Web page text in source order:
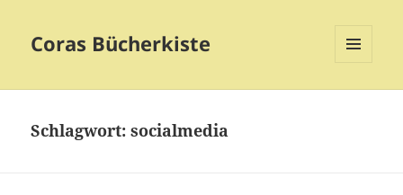
Coras Bücherkiste
Schlagwort:socialmedia